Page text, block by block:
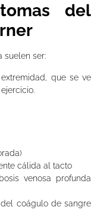
del
suelen ser:
que se ve
cálida al tacto
venosa profunda
coágulo de sangre